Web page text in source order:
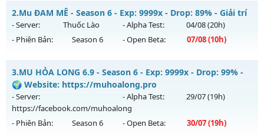
Train Quái Nhận WC - cày Cuốc Không Mốc Nạp Giá Trị
Mu mới ra tháng 08 2026 - Mở máy chủ
MA VƯƠNGvào
13h ngày 10/08/2626
Kiểu reset: Reset In Game
Thể loại: Mu Nguyên bản Webzen
Antihack: GameGuard
2.Mu ĐAM MÊ - Season 6 - Exp: 9999x - Drop: 89% - Giải trí
- Server: Thuốc Lào - Alpha Test: 04/08(20h)
- Phiên Bản:
Season 6 - Open Beta: 07/08(10h)
Mu ĐAM MÊ - Giải trí
Mu mới ra tháng 08 2026 - Mở máy chủ
ngày 07/08/2626
Exp: 9999x - Drop: 89%
3.MU HỎA LONG 6.9 - Season 6 - Exp: 9999x - Drop: 99% -
🌍 Website: https://muhoalong.pro
- Server:
https://facebook.com/muhoalong
- Alpha Test: 29/07(19h)
- Phiên Bản: Season 6 - Open Beta: 30/07(19h)